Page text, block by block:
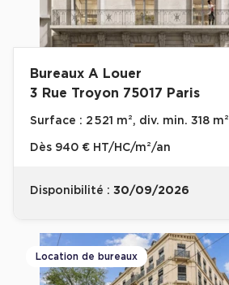
Bureaux A Louer
3 Rue Troyon 75017 Paris
Surface : 2 521 m², div. min. 318 m²
Dès 940 € HT/HC/m²/an
Disponibilité : 30/09/2026
Location de bureaux